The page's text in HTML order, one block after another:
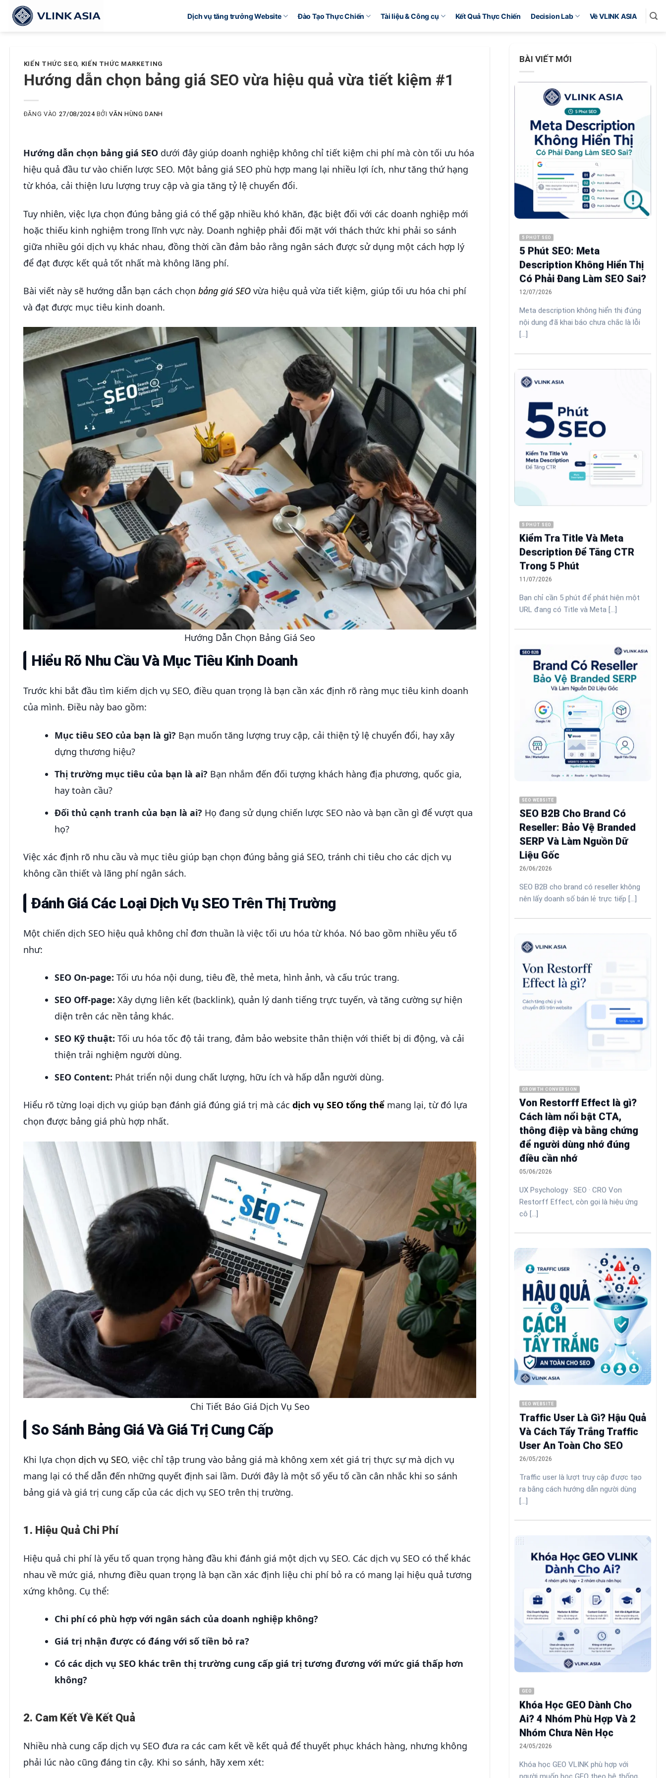
qua
Dịch vụ tăng trưởng Website Đào Tạo Thực Chiến Tài liệu & Công cụ Kết Quả Thực Chiến Decision Lab Về VLINK ASIA
KIẾN THỨC SEO, KIẾN THỨC MARKETING
Hướng dẫn chọn bảng giá SEO vừa hiệu quả vừa tiết kiệm #1
ĐĂNG VÀO 27/08/2024 BỞIVĂN HÙNG DANH
Hướng dẫn chọn bảng giá SEO dưới đây giúp doanh nghiệp không chỉ tiết kiệm chi phí mà còn tối ưu hóa
hiệu quả đầu tư vào chiến lược SEO. Một bảng giá SEO phù hợp mang lại nhiều lợi ích, như tăng thứ hạng
từ khóa, cải thiện lưu lượng truy cập và gia tăng tỷ lệ chuyển đổi.
Tuy nhiên, việc lựa chọn đúng bảng giá có thể gặp nhiều khó khăn, đặc biệt đối với các doanh nghiệp mới
hoặc thiếu kinh nghiệm trong lĩnh vực này. Doanh nghiệp phải đối mặt với thách thức khi phải so sánh
giữa nhiều gói dịch vụ khác nhau, đồng thời cần đảm bảo rằng ngân sách được sử dụng một cách hợp lý
để đạt được kết quả tốt nhất mà không lãng phí.
Bài viết này sẽ hướng dẫn bạn cách chọn bảng giá SEO vừa hiệu quả vừa tiết kiệm, giúp tối ưu hóa chi phí
và đạt được mục tiêu kinh doanh.
Hướng Dẫn Chọn Bảng Giá Seo
Hiểu Rõ Nhu Cầu Và Mục Tiêu Kinh Doanh
Trước khi bắt đầu tìm kiếm dịch vụ SEO, điều quan trọng là bạn cần xác định rõ ràng mục tiêu kinh doanh
của mình. Điều này bao gồm:
Mục tiêu SEO của bạn là gì? Bạn muốn tăng lượng truy cập, cải thiện tỷ lệ chuyển đổi, hay xây
dựng thương hiệu?
Thị trường mục tiêu của bạn là ai? Bạn nhắm đến đối tượng khách hàng địa phương, quốc gia,
hay toàn cầu?
Đối thủ cạnh tranh của bạn là ai? Họ đang sử dụng chiến lược SEO nào và bạn cần gì để vượt qua
họ?
Việc xác định rõ nhu cầu và mục tiêu giúp bạn chọn đúng bảng giá SEO, tránh chi tiêu cho các dịch vụ
không cần thiết và lãng phí ngân sách.
Đánh Giá Các Loại Dịch Vụ SEO Trên Thị Trường
Một chiến dịch SEO hiệu quả không chỉ đơn thuần là việc tối ưu hóa từ khóa. Nó bao gồm nhiều yếu tố
như:
SEO On-page: Tối ưu hóa nội dung, tiêu đề, thẻ meta, hình ảnh, và cấu trúc trang.
SEO Off-page: Xây dựng liên kết (backlink), quản lý danh tiếng trực tuyến, và tăng cường sự hiện
diện trên các nền tảng khác.
SEO Kỹ thuật: Tối ưu hóa tốc độ tải trang, đảm bảo website thân thiện với thiết bị di động, và cải
thiện trải nghiệm người dùng.
SEO Content: Phát triển nội dung chất lượng, hữu ích và hấp dẫn người dùng.
Hiểu rõ từng loại dịch vụ giúp bạn đánh giá đúng giá trị mà các dịch vụ SEO tổng thể mang lại, từ đó lựa
chọn được bảng giá phù hợp nhất.
Chi Tiết Báo Giá Dịch Vụ Seo
So Sánh Bảng Giá Và Giá Trị Cung Cấp
Khi lựa chọn dịch vụ SEO, việc chỉ tập trung vào bảng giá mà không xem xét giá trị thực sự mà dịch vụ
mang lại có thể dẫn đến những quyết định sai lầm. Dưới đây là một số yếu tố cần cân nhắc khi so sánh
bảng giá và giá trị cung cấp của các dịch vụ SEO trên thị trường.
1. Hiệu Quả Chi Phí
Hiệu quả chi phí là yếu tố quan trọng hàng đầu khi đánh giá một dịch vụ SEO. Các dịch vụ SEO có thể khác
nhau về mức giá, nhưng điều quan trọng là bạn cần xác định liệu chi phí bỏ ra có mang lại hiệu quả tương
xứng không. Cụ thể:
Chi phí có phù hợp với ngân sách của doanh nghiệp không?
Giá trị nhận được có đáng với số tiền bỏ ra?
Có các dịch vụ SEO khác trên thị trường cung cấp giá trị tương đương với mức giá thấp hơn
không?
2. Cam Kết Về Kết Quả
Nhiều nhà cung cấp dịch vụ SEO đưa ra các cam kết về kết quả để thuyết phục khách hàng, nhưng không
phải lúc nào cũng đáng tin cậy. Khi so sánh, hãy xem xét:
BÀI VIẾT MỚI
5 PHÚT SEO
5 Phút SEO: Meta
Description Không Hiển Thị
Có Phải Đang Làm SEO Sai?
12/07/2026
Meta description không hiển thị đúng
nội dung đã khai báo chưa chắc là lỗi
[...]
5 PHÚT SEO
Kiểm Tra Title Và Meta
Description Để Tăng CTR
Trong 5 Phút
11/07/2026
Bạn chỉ cần 5 phút để phát hiện một
URL đang có Title và Meta [...]
SEO WEBSITE
SEO B2B Cho Brand Có
Reseller: Bảo Vệ Branded
SERP Và Làm Nguồn Dữ
Liệu Gốc
26/06/2026
SEO B2B cho brand có reseller không
nên lấy doanh số bán lẻ trực tiếp [...]
GROWTH CONVERSION
Von Restorff Effect là gì?
Cách làm nổi bật CTA,
thông điệp và bằng chứng
để người dùng nhớ đúng
điều cần nhớ
05/06/2026
UX Psychology · SEO · CRO Von
Restorff Effect, còn gọi là hiệu ứng
cô [...]
SEO WEBSITE
Traffic User Là Gì? Hậu Quả
Và Cách Tẩy Trắng Traffic
User An Toàn Cho SEO
26/05/2026
Traffic user là lượt truy cập được tạo
ra bằng cách hướng dẫn người dùng
[...]
GEO
Khóa Học GEO Dành Cho
Ai? 4 Nhóm Phù Hợp Và 2
Nhóm Chưa Nên Học
24/05/2026
Khóa học GEO VLINK phù hợp với